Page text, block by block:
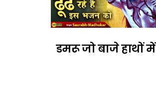
डमरू जो बाजे हाथों में